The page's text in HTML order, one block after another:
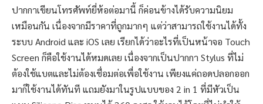
ปากกาเขียนโทรศัพท์ยี่ห้อต่อมานี้ ก็ค่อนข้างได้รับความนิยม
เหมือนกัน เนื่องจากมีราคาที่ถูกมากๆ แต่ว่าสามารถใช้งานได้ทั้ง
ระบบ Android และ iOS เลย เรียกได้ว่าอะไรที่เป็นหน้าจอ Touch
Screen ก็คือใช้งานได้หมดเลย เนื่องจากเป็นปากกา Stylus ที่ไม่
ต้องใช้แบตและไม่ต้องเชื่อมต่อเพื่อใช้งาน เพียงแค่ถอดปลอกออก
มาก็ใช้งานได้ทันที แถมยังมาในรูปแบบของ 2 in 1 ที่มีหัวเป็น